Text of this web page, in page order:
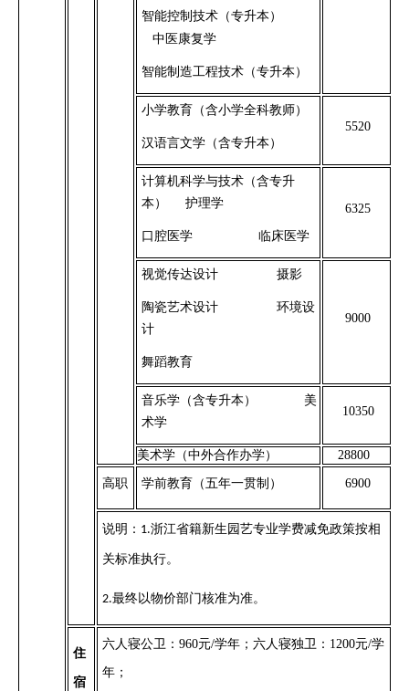
智能控制技术（专升本）
中医康复学
智能制造工程技术（专升本）
小学教育（含小学全科教师）
汉语言文学（含专升本）
5520
计算机科学与技术（含专升
本）
护理学
口腔医学 临床医学
6325
视觉传达设计 摄影
陶瓷艺术设计 环境设
计
舞蹈教育
9000
音乐学（含专升本）
美
术学
10350
美术学（中外合作办学） 28800
高职 学前教育（五年一贯制） 6900
说明： 1.浙江省籍新生园艺专业学费减免政策按相
关标准执行。
2.最终以物价部门核准为准。
住
宿
六人寝公卫： 960元/学年；六人寝独卫：1200元/学
年；